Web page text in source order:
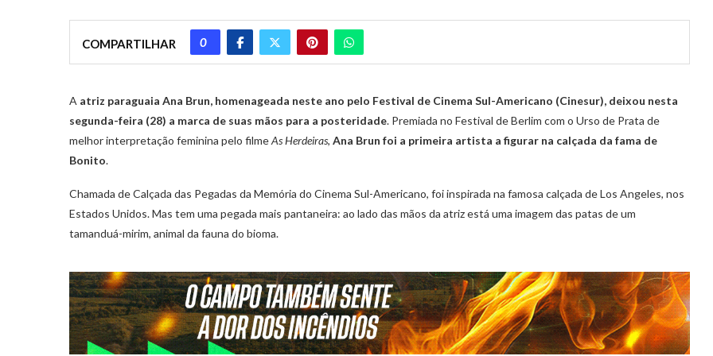
COMPARTILHAR 0
A atriz paraguaia Ana Brun, homenageada neste ano pelo Festival de Cinema Sul-Americano (Cinesur), deixou nesta
segunda-feira (28) a marca de suas mãos para a posteridade. Premiada no Festival de Berlim com o Urso de Prata de
melhor interpretação feminina pelo filmeAs Herdeiras, Ana Brun foi a primeira artista a figurar na calçada da fama de
Bonito.
Chamada de Calçada das Pegadas da Memória do Cinema Sul-Americano, foi inspirada na famosa calçada de Los Angeles, nos
Estados Unidos. Mas tem uma pegada mais pantaneira: ao lado das mãos da atriz está uma imagem das patas de um
tamanduá-mirim, animal da fauna do bioma.